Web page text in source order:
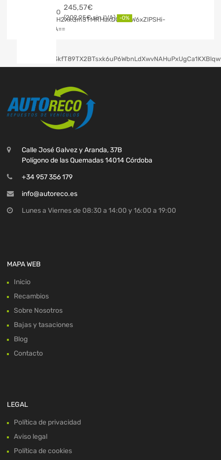
245,57€
202,95€ -0%
Calle José Galvez y Aranda, 37B
Polígono de las Quemadas 14014 Córdoba
+34 957 356 179
info@autoreco.es
Lunes a Viernes de 08:30 a 14:00 y 16:00 a 19:00
MAPA WEB
Inicio
Recambios
Sobre Nosotros
Bajas y tasaciones
Blog
Contacto
LEGAL
Política de privacidad
Aviso legal
Política de cookies